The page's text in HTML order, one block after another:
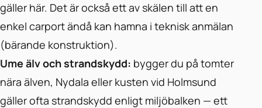
gäller här. Det är också ett av skälen till att en
enkel carport ändå kan hamna i teknisk anmälan
(bärande konstruktion).
Ume älv och strandskydd: bygger du på tomter
nära älven, Nydala eller kusten vid Holmsund
gäller ofta strandskydd enligt miljöbalken — ett